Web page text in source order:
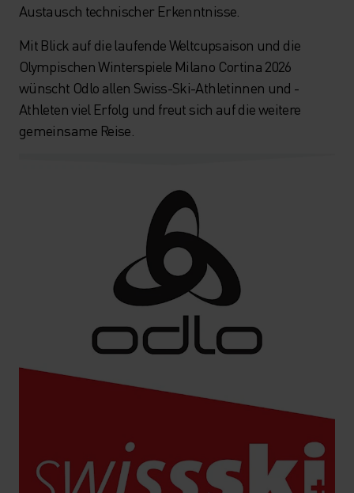
Austausch technischer Erkenntnisse.
Mit Blick auf die laufende Weltcupsaison und die
Olympischen Winterspiele Milano Cortina 2026
wünscht Odlo allen Swiss-Ski-Athletinnen und -
Athleten viel Erfolg und freut sich auf die weitere
gemeinsame Reise.